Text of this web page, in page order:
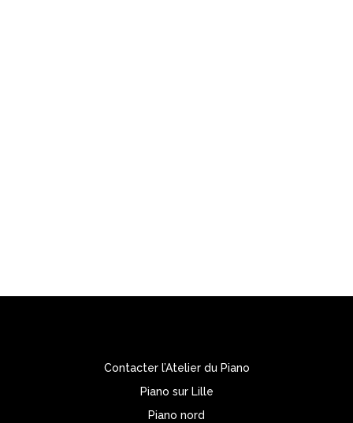
Contacter l’Atelier du Piano
Piano sur Lille
Piano nord